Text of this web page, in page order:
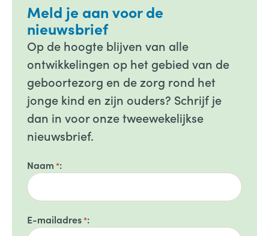
Meld je aan voor de
nieuwsbrief
Op de hoogte blijven van alle
ontwikkelingen op het gebied van de
geboortezorg en de zorg rond het
jonge kind en zijn ouders? Schrijf je
dan in voor onze tweewekelijkse
nieuwsbrief.
Naam *
E-mailadres*